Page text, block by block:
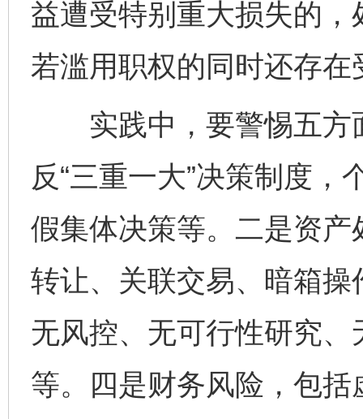
益遭受特别重大损失的
若滥用职权的同时还存
实践中，要警惕五方
反“三重一大”决策制度
假集体决策等。二是资
转让、关联交易、暗箱
无风控、无可行性研究
等。四是财务风险，包括